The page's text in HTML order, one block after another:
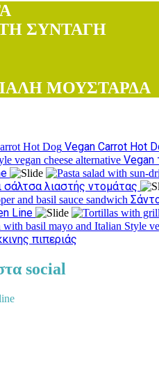
ΣΥΝΤΑΓΗ
ΜΟΥΣΤΑΡΔΑ
Vegan Carrot Hot
Vegan
λιαστής ντομάτας
Line
πιπεριάς
social